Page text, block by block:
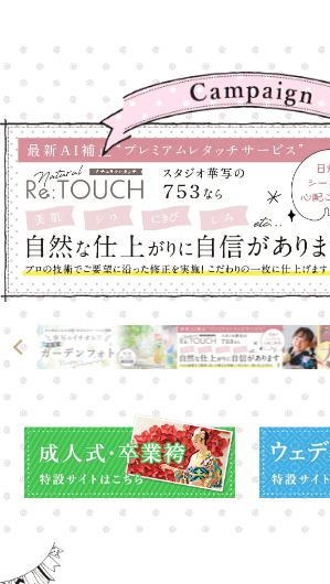
高崎店
大宮店
高崎店
大宮店